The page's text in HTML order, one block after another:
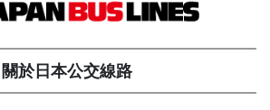
關於日本公交線路